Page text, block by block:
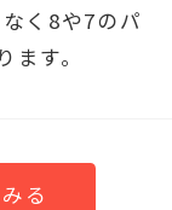
く8や7のパ
す。
る